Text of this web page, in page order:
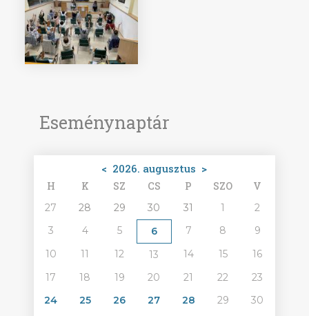
Eseménynaptár
< 2026. augusztus >
H K SZ CS P SZO V
27 28 29 30 31 1
2
3
4 5 6 7 8
9
10
11 12 13 14 15
16
17
18 19 20 21 22
23
24
25 26 27 28 29
30